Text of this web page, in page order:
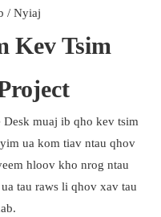
/ Nyiaj
Kev Tsim
muaj ib qho kev tsim
ua kom tiav ntau qhov
hloov kho nrog ntau
tau raws li qhov xav tau